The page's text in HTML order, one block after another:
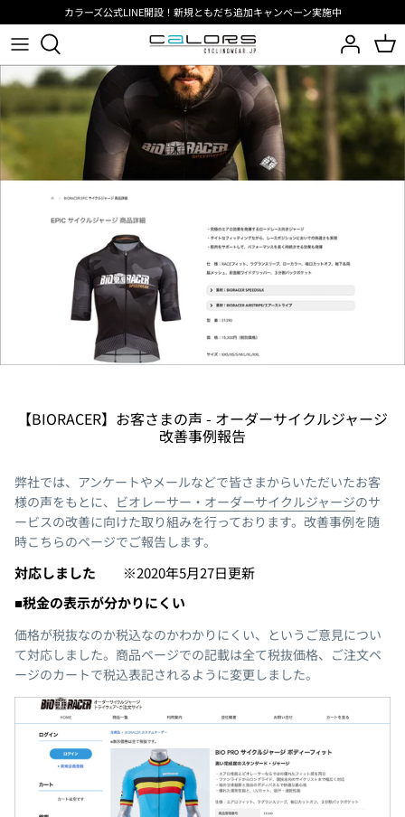
ン
テ
ン
ツ
へ
移
カラーズ公式LINE開設！新規ともだち追加キャンペーン実施中
サイクリングウェア
アクセサリー
シーズン
サイクリングウェア
アクセサリー
インタークーラーコレクション
SPEEDWEAR CONCEPT
JAPAN LIMITED
BIORACER 26SS
PISSEI 26SS
RIDE BIBSHORTS
RIDE AEROSUIT
UAE Team Emirates XRG
Team TotalEnergies
Groupama FDJ United
Belgian cycling
BIORACER
PISSEI
ビオレーサーメディア
ブログ
タークーラー
Speedwear AeroLite Road Race Suit
Cool Grey
¥55,000
Black
¥55,000
【BIORACER】お客さまの声 - オーダーサイクルジャージ
改善事例報告
弊社では、アンケートやメールなどで皆さまからいただいたお客
様の声をもとに、 ビオレーサー・オーダーサイクルジャージのサ
ービスの改善に向けた取り組みを行っております。改善事例を随
時こちらのページでご報告します。
対応しました
※2020年5月27日更新
■税金の表示が分かりにくい
価格が税抜なのか税込なのかわかりにくい、というご意見につい
て対応しました。商品ページでの記載は全て税抜価格、ご注文ペ
ージのカートで税込表記されるように変更しました。